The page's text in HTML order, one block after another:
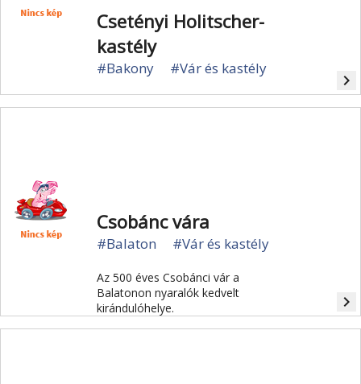
Csetényi Holitscher-
kastély
#Bakony #Vár és kastély
navigate_next
Csobánc vára
#Balaton #Vár és kastély
Az 500 éves Csobánci vár a
Balatonon nyaralók kedvelt
kirándulóhelye.
navigate_next